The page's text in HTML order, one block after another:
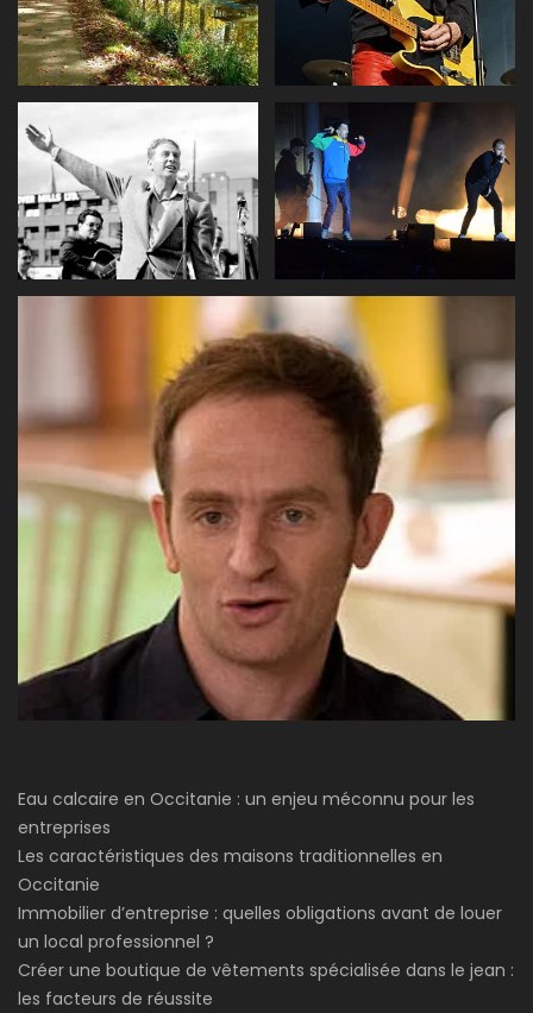
Eau calcaire en Occitanie : un enjeu méconnu pour les
entreprises
Les caractéristiques des maisons traditionnelles en
Occitanie
Immobilier d’entreprise : quelles obligations avant de louer
un local professionnel ?
Créer une boutique de vêtements spécialisée dans le jean :
les facteurs de réussite